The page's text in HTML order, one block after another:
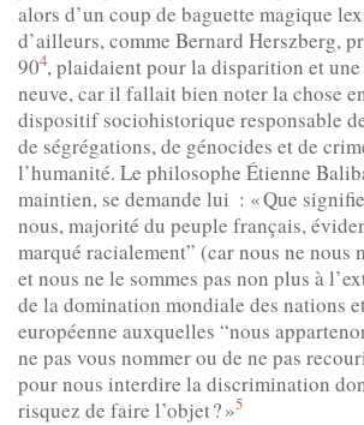
alors d’un coup de baguette magique
d’ailleurs, comme Bernard Herszberg,
904, plaidaient pour la disparition et
neuve, car il fallait bien noter la chose
dispositif sociohistorique responsable
de ségrégations, de génocides et de
l’humanité. Le philosophe Étienne
maintien, se demande lui : « Que
nous, majorité du peuple français,
marqué racialement” (car nous ne nous
et nous ne le sommes pas non plus à
de la domination mondiale des nations
européenne auxquelles “nous
ne pas vous nommer ou de ne pas
pour nous interdire la discrimination
risquez de faire l’objet ? »5